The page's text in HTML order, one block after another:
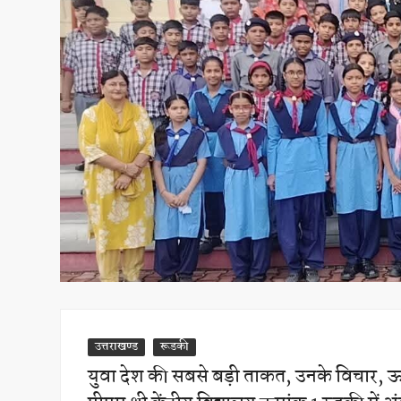
उत्तराखण्ड रूडकी
युवा देश की सबसे बड़ी ताकत, उनके विचार,